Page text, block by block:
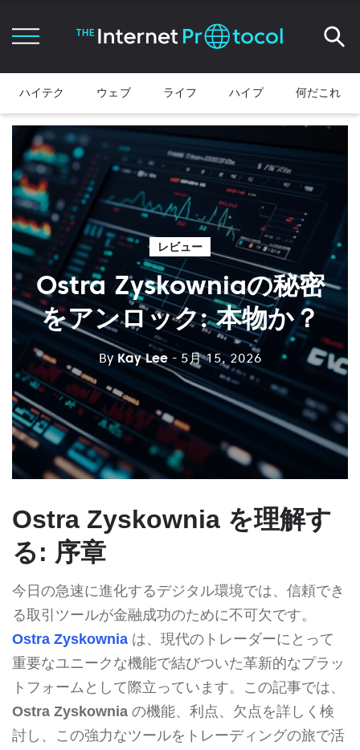
ハイテク ウェブ ライフ ハイプ 何だこれ
レビュー
Ostra Zyskowniaの秘密
をアンロック: 本物か？
ByKay Lee - 5月 15, 2026
Ostra Zyskownia を理解す
る: 序章
今日の急速に進化するデジタル環境では、信頼でき
る取引ツールが金融成功のために不可欠です。
Ostra Zyskownia は、現代のトレーダーにとって
重要なユニークな機能で結びついた革新的なプラッ
トフォームとして際立っています。この記事では、
Ostra Zyskownia の機能、利点、欠点を詳しく検
討し、この強力なツールをトレーディングの旅で活